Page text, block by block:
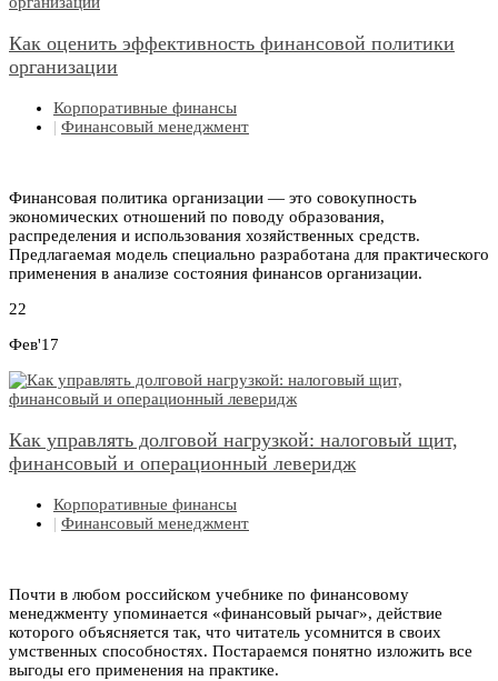
Как оценить эффективность финансовой политики
организации
Корпоративные финансы
| Финансовый менеджмент
Финансовая политика организации — это совокупность
экономических отношений по поводу образования,
распределения и использования хозяйственных средств.
Предлагаемая модель специально разработана для практического
применения в анализе состояния финансов организации.
22
Фев'17
Как управлять долговой нагрузкой: налоговый щит,
финансовый и операционный леверидж
Корпоративные финансы
| Финансовый менеджмент
Почти в любом российском учебнике по финансовому
менеджменту упоминается «финансовый рычаг», действие
которого объясняется так, что читатель усомнится в своих
умственных способностях. Постараемся понятно изложить все
выгоды его применения на практике.